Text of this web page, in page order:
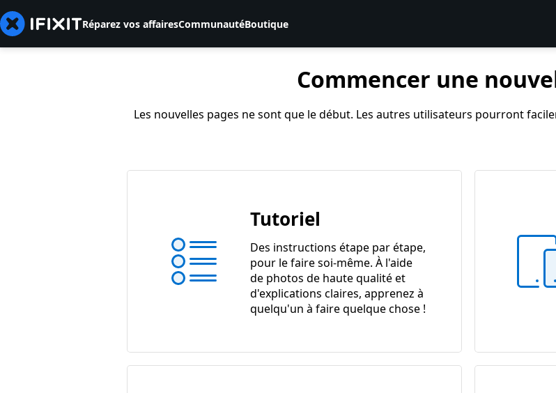
Réparez vos affairesCommunautéBoutique
Commencer une
Les nouvelles pages ne sont que le début. Les autres utilisateurs pourront
Tutoriel
Des instructions étape par étape,
pour le faire soi-même. À l'aide
de photos de haute qualité et
d'explications claires, apprenez à
quelqu'un à faire quelque chose !